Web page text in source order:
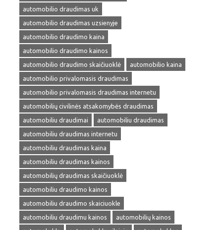
automobilio draudimas uk
automobilio draudimas uzsienyje
automobilio draudimo kaina
automobilio draudimo kainos
automobilio draudimo skaičiuoklė
automobilio kaina
automobilio privalomasis draudimas
automobilio privalomasis draudimas internetu
automobilių civilinės atsakomybės draudimas
automobiliu draudimai
automobiliu draudimas
automobiliu draudimas internetu
automobiliu draudimas kaina
automobiliu draudimas kainos
automobilių draudimas skaičiuoklė
automobiliu draudimo kainos
automobiliu draudimo skaiciuokle
automobiliu draudimu kainos
automobilių kainos